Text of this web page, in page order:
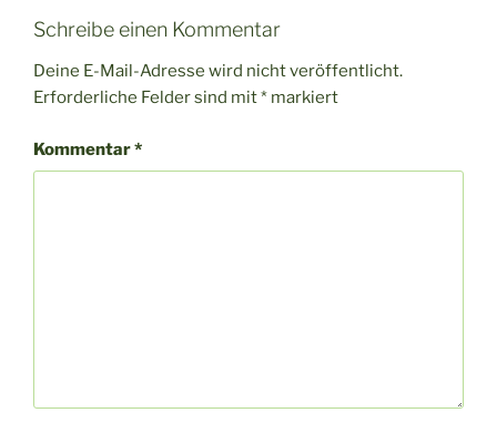
Schreibe einen Kommentar
Deine E-Mail-Adresse wird nicht veröffentlicht.
Erforderliche Felder sind mit* markiert
Kommentar*